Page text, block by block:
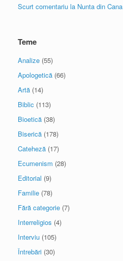
Scurt comentariu la Nunta din Cana
Teme
Analize (55)
Apologetică (66)
Artă (14)
Biblic (113)
Bioetică (38)
Biserică (178)
Cateheză (17)
Ecumenism (28)
Editorial (9)
Familie (78)
Fără categorie (7)
Interreligios (4)
Interviu (105)
Întrebări (30)